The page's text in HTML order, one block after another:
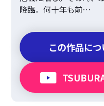
降臨。何十年も前…
この作品に